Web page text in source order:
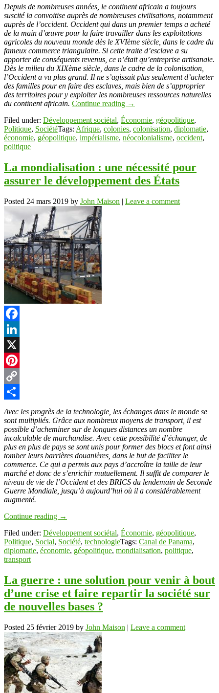
Depuis de nombreuses années, le continent africain a toujours
suscité la convoitise auprès de nombreuses civilisations, notamment
auprès de l’occident. Occident qui dans un premier temps a acheté
de la main d’œuvre pour la faire travailler dans les exploitations
agricoles du nouveau monde dès le XVIème siècle, dans le cadre du
fameux commerce triangulaire. Si cette traite d’esclave a su
apporter de conséquents revenus, ce n’était qu’entreprise artisanale.
Dès le milieu du XIXème siècle, dans le cadre de la colonisation,
l’Occident a vu plus grand. Il ne s’agissait plus seulement d’acheter
des familles pour en faire des esclaves, mais bien de s’approprier
des territoires pour y exploiter les nombreuses ressources naturelles
du continent africain. Continue reading →
Filed under: Développement sociétal, Économie, géopolitique,
Politique, SociétéTags: Afrique, colonies, colonisation, diplomatie,
économie, géopolitique, impérialisme, néocolonialisme, occident,
politique
La mondialisation : une nécessité pour
assurer le développement des États
Posted 24 mars 2019 by John Maison | Leave a comment
Facebook
LinkedIn
X
Pinterest
Copy
Link
Partager
Avec les progrès de la technologie, les échanges dans le monde se
sont multipliés. Grâce aux nombreux moyens de transport, il est
possible d’acheminer sur de longues distances un nombre
incalculable de marchandise. Avec cette possibilité d’échanger, de
plus en plus de pays se sont unis pour former des blocs et font ainsi
tomber leurs barrières douanières, dans le but de faciliter le
commerce. Ce qui a permis aux pays d’accroître la taille de leur
marché et donc de s’enrichir mutuellement. Il suffit de comparer le
niveau de vie de l’Occident et des BRICS du lendemain de Seconde
Guerre Mondiale, jusqu’à aujourd’hui où il a considérablement
augmenté.
Continue reading →
Filed under: Développement sociétal, Économie, géopolitique,
Politique, Social, Société, technologieTags: Canal de Panama,
diplomatie, économie, géopolitique, mondialisation, politique,
transport
La guerre : une solution pour venir à bout
d’une crise et faire repartir la société sur
de nouvelles bases ?
Posted 25 février 2019 by John Maison | Leave a comment